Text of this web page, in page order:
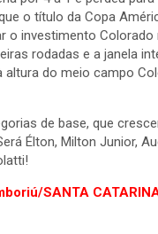
o título da Copa
o investimento
rodadas e a janela
do meio campo
de base, que
Élton, Milton Junior,
SANTA